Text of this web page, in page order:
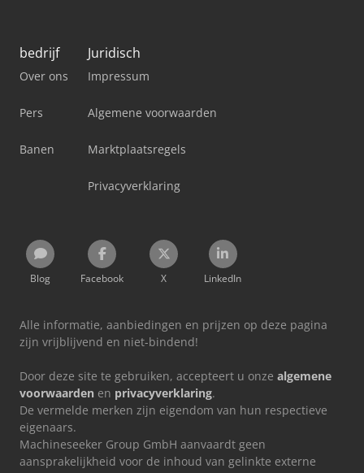
bedrijf
Over ons
Pers
Banen
Juridisch
Impressum
Algemene voorwaarden
Marktplaatsregels
Privacyverklaring
Blog Facebook X LinkedIn
Alle informatie, aanbiedingen en prijzen op deze pagina
zijn vrijblijvend en niet-bindend!
Door deze site te gebruiken, accepteert u onze algemene
voorwaarden en privacyverklaring.
De vermelde merken zijn eigendom van hun respectieve
eigenaars.
Machineseeker Group GmbH aanvaardt geen
aansprakelijkheid voor de inhoud van gelinkte externe